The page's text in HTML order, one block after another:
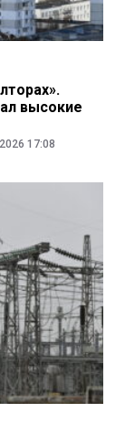
высокие
17:08